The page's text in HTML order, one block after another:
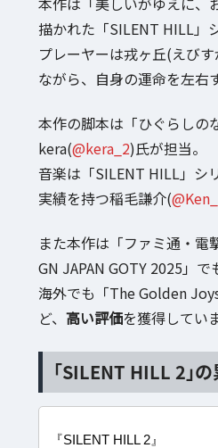
描かれた「SILENT HILL」
プレーヤーは戎ヶ丘(えび
ながら、自身の運命を左右
本作の脚本は「ひぐらしの
kera(@kera_2)氏が担当。
音楽は「SILENT HILL」シ
実績を持つ稲毛謙介(
また本作は「ファミ通・
GN JAPAN GOTY 2025」で
海外でも「The Golden
ど、 高い評価を獲得してい
「SILENT HILL 2」
『SILENT HILL 2』